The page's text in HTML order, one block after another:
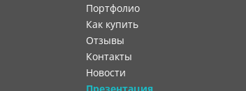
портфолио
как купить
отзывы
контакты
новости